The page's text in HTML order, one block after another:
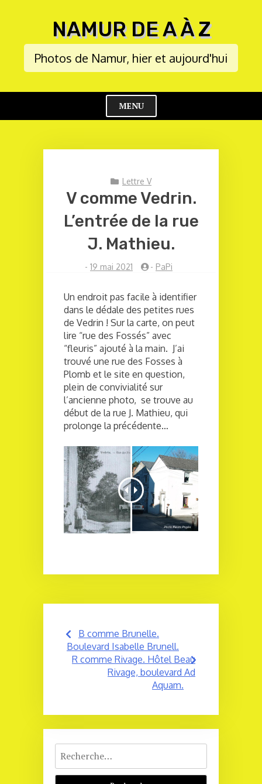
NAMUR DE A À Z
Photos de Namur, hier et aujourd'hui
MENU
Lettre V
V comme Vedrin.
L’entrée de la rue
J. Mathieu.
- 19 mai 2021 - PaPi
Un endroit pas facile à identifier
dans le dédale des petites rues
de Vedrin ! Sur la carte, on peut
lire “rue des Fossés” avec
“fleuris” ajouté à la main. J’ai
trouvé une rue des Fosses à
Plomb et le site en question,
plein de convivialité sur
l’ancienne photo, se trouve au
début de la rue J. Mathieu, qui
prolonge la précédente…
Navigation
de
l’article
B comme Brunelle.
Boulevard Isabelle Brunell.
R comme Rivage. Hôtel Beau
Rivage, boulevard Ad
Aquam.
Rechercher :